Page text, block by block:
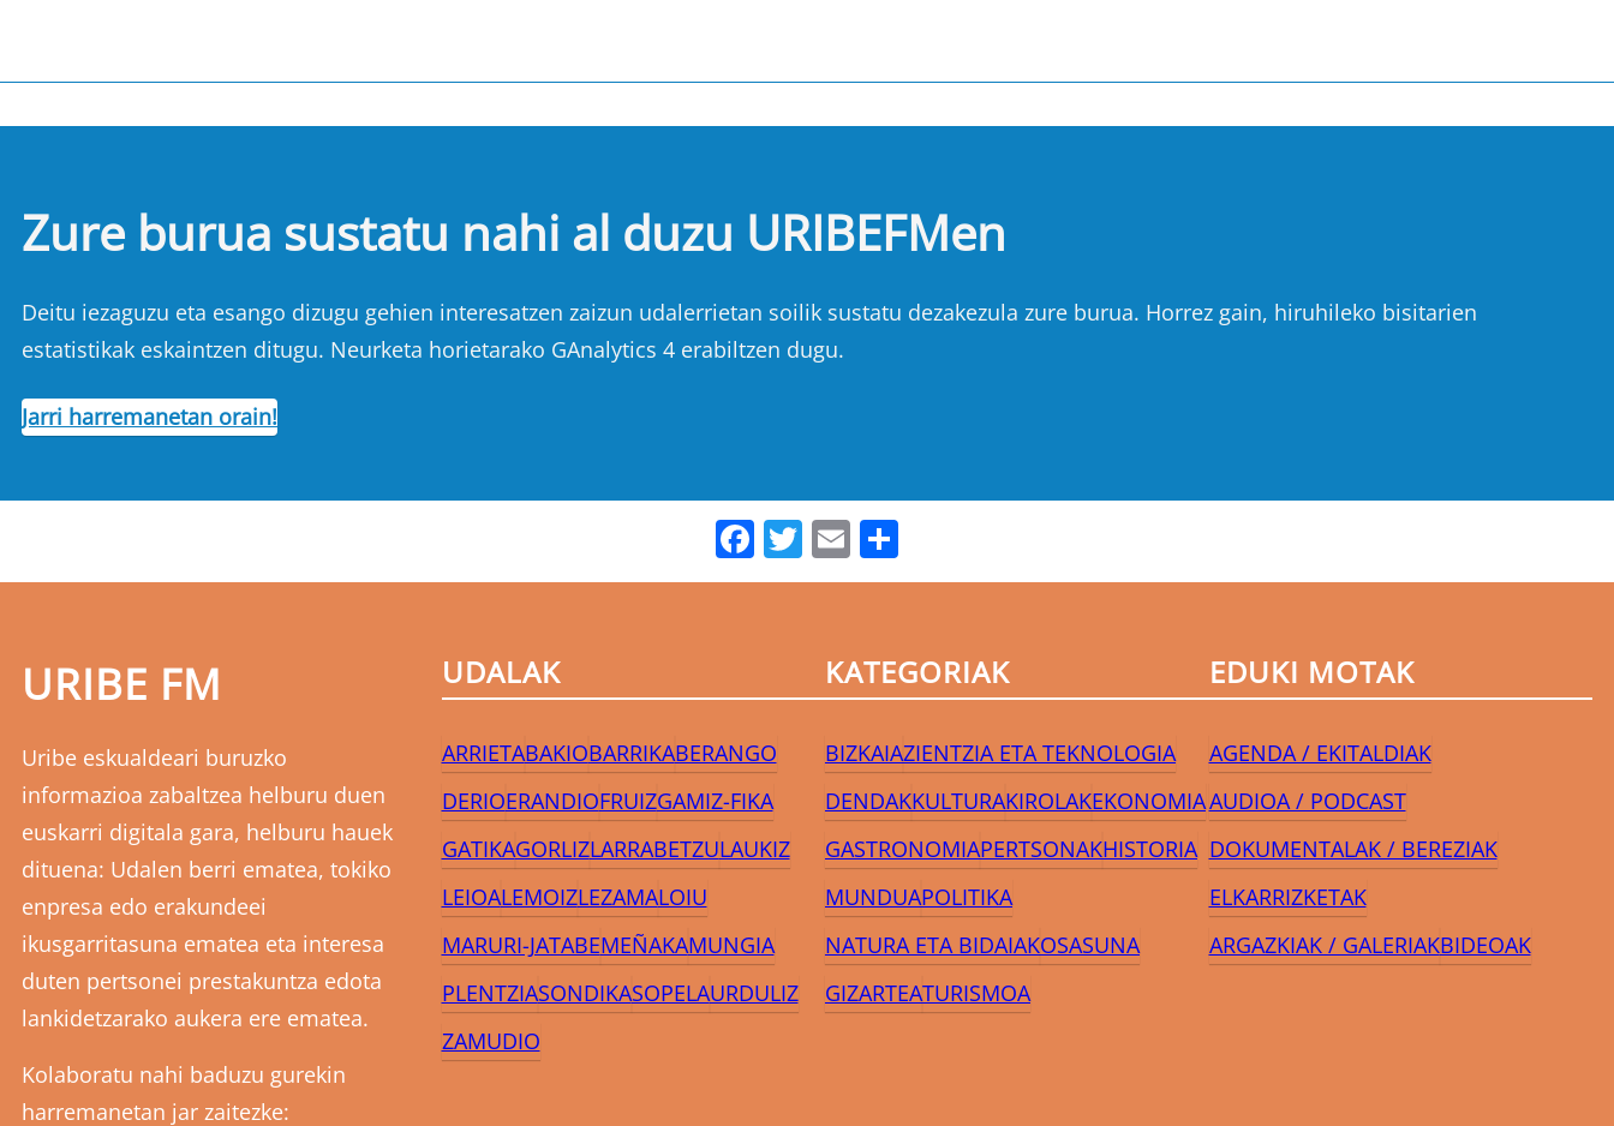
Zure burua sustatu nahi al duzu URIBEFMen
Deitu iezaguzu eta esango dizugu gehien interesatzen zaizun udalerrietan soilik sustatu dezakezula zure burua. Horrez gain, hiruhileko bisitarien
estatistikak eskaintzen ditugu. Neurketa horietarako GAnalytics 4 erabiltzen dugu.
Jarri harremanetan orain!
Facebook
Twitter
Email
URIBE FM
Uribe eskualdeari buruzko
informazioa zabaltzea helburu duen
euskarri digitala gara, helburu hauek
dituena: Udalen berri ematea, tokiko
enpresa edo erakundeei
ikusgarritasuna ematea eta interesa
duten pertsonei prestakuntza edota
lankidetzarako aukera ere ematea.
Kolaboratu nahi baduzu gurekin
harremanetan jar zaitezke:
UDALAK
ARRIETABAKIOBARRIKABERANGO
DERIOERANDIOFRUIZGAMIZ-FIKA
GATIKAGORLIZLARRABETZULAUKIZ
LEIOALEMOIZLEZAMALOIU
MARURI-JATABEMEÑAKAMUNGIA
PLENTZIASONDIKASOPELAURDULIZ
ZAMUDIO
KATEGORIAK
BIZKAIAZIENTZIA ETA TEKNOLOGIA
DENDAKKULTURAKIROLAKEKONOMIA
GASTRONOMIAPERTSONAKHISTORIA
MUNDUAPOLITIKA
NATURA ETA BIDAIAKOSASUNA
GIZARTEATURISMOA
EDUKI MOTAK
AGENDA / EKITALDIAK
AUDIOA / PODCAST
DOKUMENTALAK / BEREZIAK
ELKARRIZKETAK
ARGAZKIAK / GALERIAKBIDEOAK